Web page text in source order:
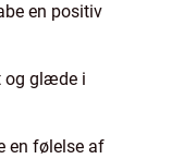
en positiv
og glæde i
en følelse af